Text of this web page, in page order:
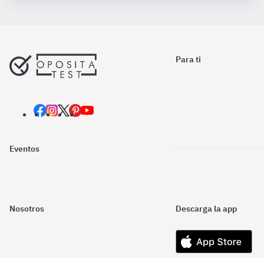
Para ti
Eventos
Nosotros Descarga la app